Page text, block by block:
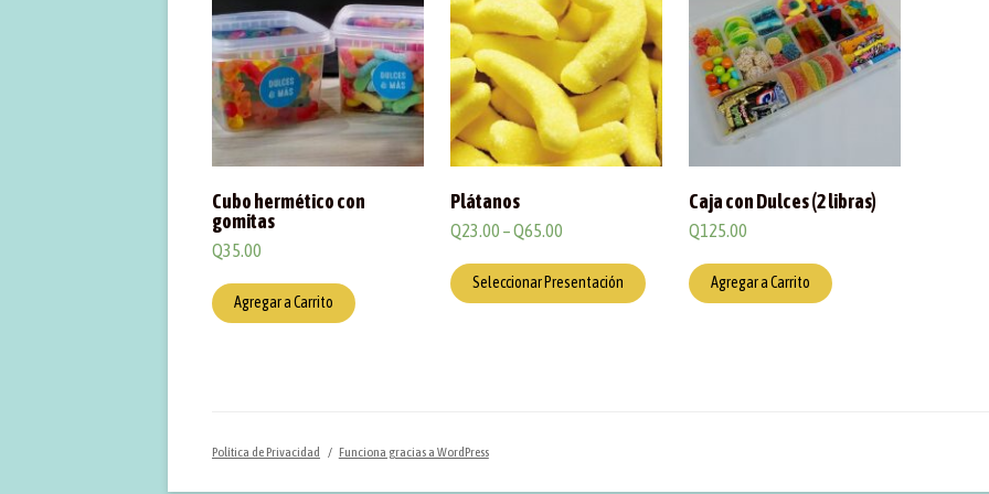
Cubo hermético con
gomitas
Q35.00
Agregar a Carrito
Plátanos
Q23.00 –Q65.00
Seleccionar Presentación
Caja con Dulces (2 libras)
Q125.00
Agregar a Carrito
Política de Privacidad Funciona gracias a WordPress